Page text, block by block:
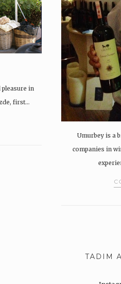
Umurbey is a
companies in
pleasure in
first…
TADIM